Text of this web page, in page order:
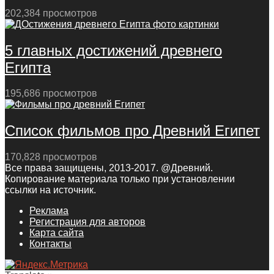
202,384 просмотров
5 главных достижений древнего
Египта
195,686 просмотров
Список фильмов про Древний Египет
170,828 просмотров
Все права защищены, 2013-2017. @Древний.
Копирование материала только при установлении
ссылки на источник.
Реклама
Регистрация для авторов
Карта сайта
Контакты